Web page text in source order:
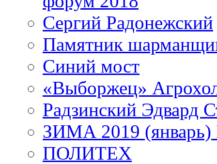
Сергий Радонежский
Памятник
Синий мост
«Выборжец»
Радзинский Эдвард
ЗИМА 2019 (январь)
ПОЛИТЕХ